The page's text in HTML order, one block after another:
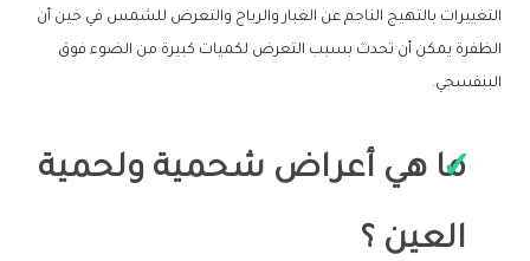
التغييرات بالتهيج الناجم عن الغبار والرياح والتعرض للشمس في حين أن
الظفرة يمكن أن تحدث بسبب التعرض لكميات كبيرة من الضوء فوق
البنفسجي.
ما هي أعراض شحمية ولحمية
العين ؟